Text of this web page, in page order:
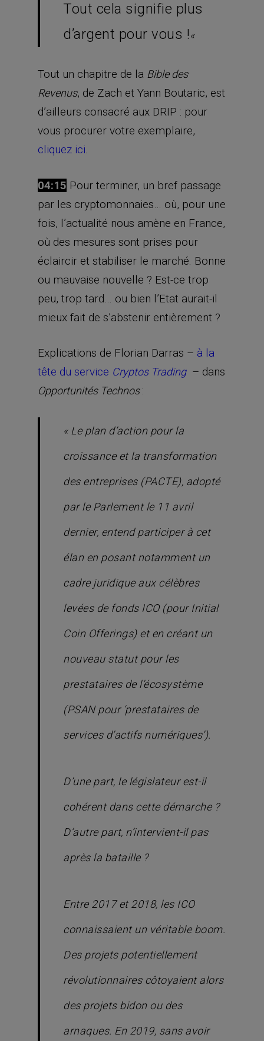
Tout cela signifie plus
d’argent pour vous !«
Tout un chapitre de la Bible des
Revenus, de Zach et Yann Boutaric, est
d’ailleurs consacré aux DRIP : pour
vous procurer votre exemplaire,
cliquez ici.
04:15 Pour terminer, un bref passage
par les cryptomonnaies… où, pour une
fois, l’actualité nous amène en France,
où des mesures sont prises pour
éclaircir et stabiliser le marché. Bonne
ou mauvaise nouvelle ? Est-ce trop
peu, trop tard… ou bien l’Etat aurait-il
mieux fait de s’abstenir entièrement ?
Explications de Florian Darras – à la
tête du service Cryptos Trading – dans
Opportunités Technos:
« Le plan d’action pour la
croissance et la transformation
des entreprises (PACTE), adopté
par le Parlement le 11 avril
dernier, entend participer à cet
élan en posant notamment un
cadre juridique aux célèbres
levées de fonds ICO (pour Initial
Coin Offerings) et en créant un
nouveau statut pour les
prestataires de l’écosystème
(PSAN pour ‘prestataires de
services d’actifs numériques’).
D’une part, le législateur est-il
cohérent dans cette démarche ?
D’autre part, n’intervient-il pas
après la bataille ?
Entre 2017 et 2018, les ICO
connaissaient un véritable boom.
Des projets potentiellement
révolutionnaires côtoyaient alors
des projets bidon ou des
arnaques. En 2019, sans avoir